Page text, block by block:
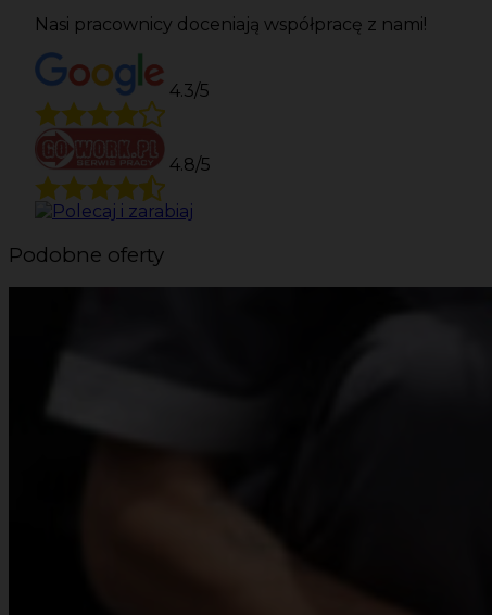
Nasi pracownicy doceniają współpracę z nami!
4.3/5
4.8/5
Podobne oferty